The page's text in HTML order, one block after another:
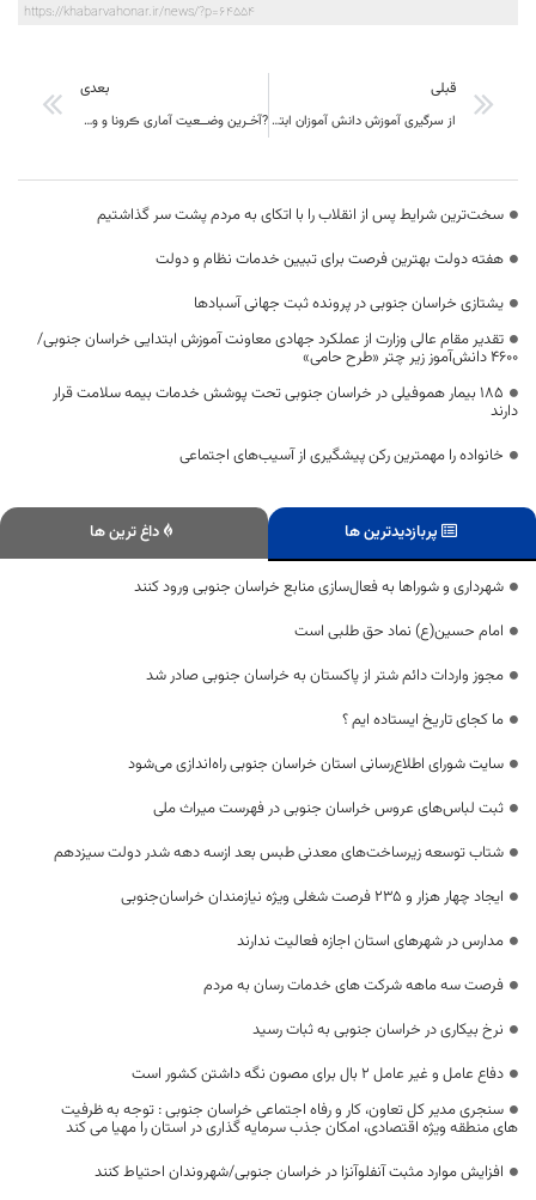
https://khabarvahonar.ir/news/?p=64554
قبلی
از سرگیری آموزش دانش آموزان ابتدایی و متوسطه اول، از اول آذرماه قطعی شد
بعدی
?آخـرین وضــعیت آماری ڪرونا و واڪسیناسـیون خــراسان جنــوبی
سخت‌ترین شرایط پس از انقلاب را با اتکای به مردم پشت سر گذاشتیم
هفته دولت بهترین فرصت برای تبیین خدمات نظام و دولت
یشتازی خراسان جنوبی در پرونده ثبت جهانی آسبادها
تقدیر مقام عالی وزارت از عملکرد جهادی معاونت آموزش ابتدایی خراسان جنوبی/
۴۶۰۰ دانش‌آموز زیر چتر «طرح حامی»
۱۸۵ بیمار هموفیلی در خراسان جنوبی تحت پوشش خدمات بیمه سلامت قرار
دارند
خانواده را مهمترین رکن پیشگیری از آسیب‌های اجتماعی
پربازدیدترین ها داغ ترین ها
شهرداری و شوراها به فعال‌سازی منابع خراسان جنوبی ورود کنند
امام حسین(ع) نماد حق طلبی است
مجوز واردات دائم شتر از پاکستان به خراسان جنوبی صادر شد
ما کجای تاریخ ایستاده ایم ؟
سایت شورای اطلاع‌رسانی استان خراسان جنوبی را‌ه‌اندازی می‌شود
ثبت لباس‌های عروس خراسان جنوبی در فهرست میراث ملی
شتاب توسعه زیرساخت‌های معدنی طبس بعد ازسه دهه شدر دولت سیزدهم
ایجاد چهار هزار و ۲۳۵ فرصت شغلی ویژه نیازمندان خراسان‌جنوبی
مدارس در شهرهای استان اجازه فعالیت ندارند
فرصت سه ماهه شرکت های خدمات رسان به مردم
نرخ بیکاری در خراسان جنوبی به ثبات رسید
دفاع عامل و غیر عامل ۲ بال برای مصون نگه داشتن کشور است
سنجری مدیر کل تعاون، کار و رفاه اجتماعی خراسان جنوبی : توجه به ظرفیت
های منطقه ویژه اقتصادی، امکان جذب سرمایه گذاری در استان را مهیا می کند
افزایش موارد مثبت آنفلوآنزا در خراسان جنوبی/شهروندان احتیاط کنند